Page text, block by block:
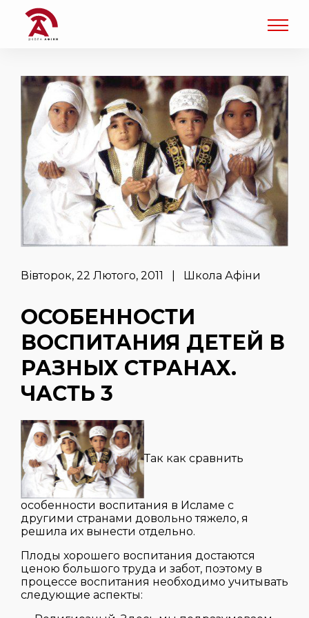
Вівторок, 22 Лютого, 2011 | Школа Афіни
ОСОБЕННОСТИ
ВОСПИТАНИЯ ДЕТЕЙ В
РАЗНЫХ СТРАНАХ.
ЧАСТЬ 3
Так как сравнить
особенности воспитания в Исламе с
другими странами довольно тяжело, я
решила их вынести отдельно.
Плоды хорошего воспитания достаются
ценою большого труда и забот, поэтому в
процессе воспитания необходимо учитывать
следующие аспекты: